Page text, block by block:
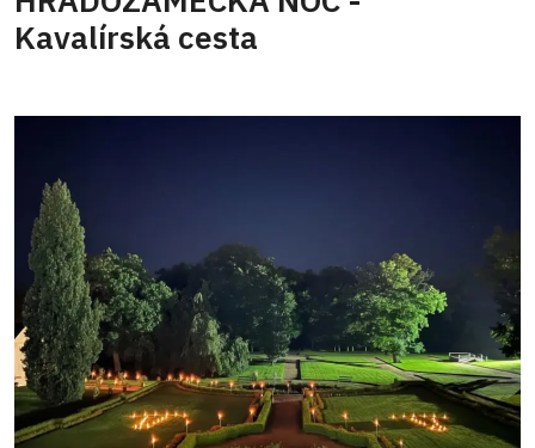
Kavalírská cesta